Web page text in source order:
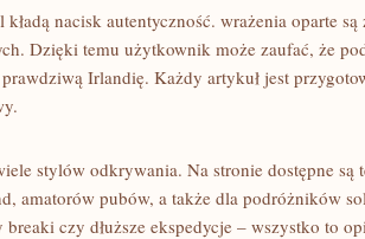
nacisk autentyczność. wrażenia oparte
Dzięki temu użytkownik może zaufać, że
Irlandię. Każdy artykuł jest
stylów odkrywania. Na stronie dostępne
amatorów pubów, a także dla podróżników
czy dłuższe ekspedycje – wszystko to